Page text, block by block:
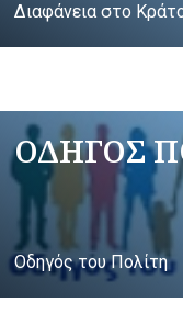
Διαφάνεια στο
ΟΔΗΓΟΣ
Οδηγός του Πολίτη